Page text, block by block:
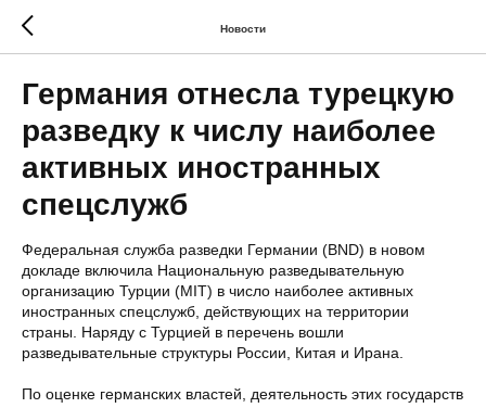
Новости
Германия отнесла турецкую
разведку к числу наиболее
активных иностранных
спецслужб
Федеральная служба разведки Германии (BND) в новом
докладе включила Национальную разведывательную
организацию Турции (MIT) в число наиболее активных
иностранных спецслужб, действующих на территории
страны. Наряду с Турцией в перечень вошли
разведывательные структуры России, Китая и Ирана.
По оценке германских властей, деятельность этих государств